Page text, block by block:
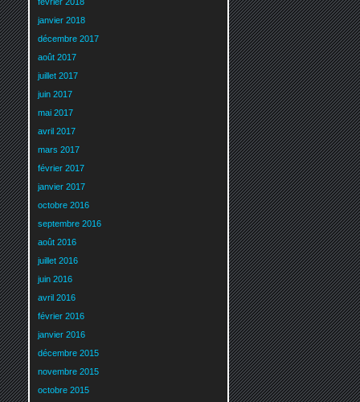
janvier 2018
décembre 2017
août 2017
juillet 2017
juin 2017
mai 2017
avril 2017
mars 2017
février 2017
janvier 2017
octobre 2016
septembre 2016
août 2016
juillet 2016
juin 2016
avril 2016
février 2016
janvier 2016
décembre 2015
novembre 2015
octobre 2015